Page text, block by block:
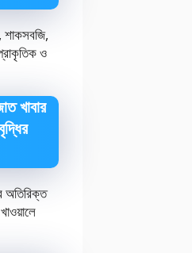
শাকসবজি,
ও
খাবার
অতিরিক্ত